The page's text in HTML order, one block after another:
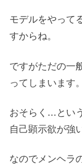
モデルをやって
すからね。
ですがただの一
ってしまいます。
おそらく…とい
自己顕示欲が強
なのでメンヘラ